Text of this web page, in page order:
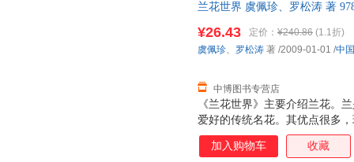
长”（郑燮：“题兰”诗）是也。
兰花世界 虞佩珍、罗松涛 著
《兰花世界》主要介绍兰花。
爱好的传统名花。其优点很多
色清、姿清、韵清”（董必武语
清而不聚，随风徐徐飘来，令
¥26.43 定价： ¥240.86 (1.1折)
中博图书专营店
虞佩珍、 罗松涛 著 /2009-01-01 /中
加入购物车 收藏